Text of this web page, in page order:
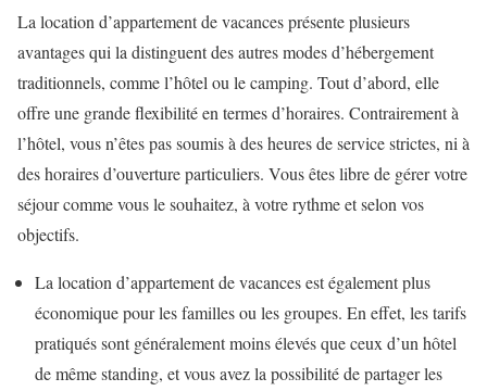
La location d’appartement de vacances présente plusieurs
avantages qui la distinguent des autres modes d’hébergement
traditionnels, comme l’hôtel ou le camping. Tout d’abord, elle
offre une grande flexibilité en termes d’horaires. Contrairement à
l’hôtel, vous n’êtes pas soumis à des heures de service strictes, ni à
des horaires d’ouverture particuliers. Vous êtes libre de gérer votre
séjour comme vous le souhaitez, à votre rythme et selon vos
objectifs.
La location d’appartement de vacances est également plus
économique pour les familles ou les groupes. En effet, les tarifs
pratiqués sont généralement moins élevés que ceux d’un hôtel
de même standing, et vous avez la possibilité de partager les